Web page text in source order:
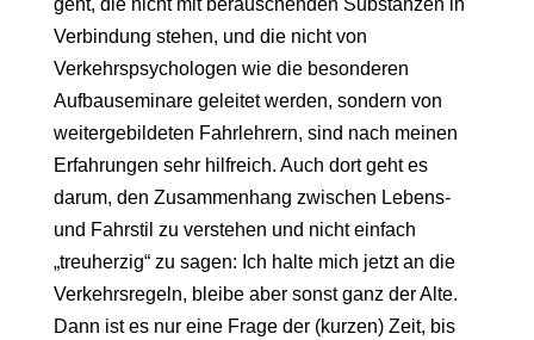
Verbindung stehen, und die nicht von
Verkehrspsychologen wie die besonderen
Aufbauseminare geleitet werden, sondern von
weitergebildeten Fahrlehrern, sind nach meinen
Erfahrungen sehr hilfreich. Auch dort geht es
darum, den Zusammenhang zwischen Lebens-
und Fahrstil zu verstehen und nicht einfach
„treuherzig“ zu sagen: Ich halte mich jetzt an die
Verkehrsregeln, bleibe aber sonst ganz der Alte.
Dann ist es nur eine Frage der (kurzen) Zeit, bis